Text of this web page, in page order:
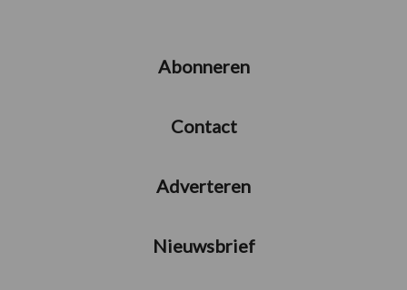
Abonneren
Contact
Adverteren
Nieuwsbrief